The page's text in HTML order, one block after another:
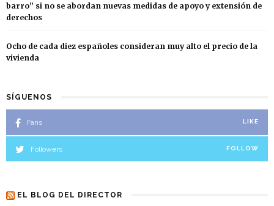
barro” si no se abordan nuevas medidas de apoyo y extensión de
derechos
Ocho de cada diez españoles consideran muy alto el precio de la
vivienda
SÍGUENOS
Fans LIKE
Followers FOLLOW
EL BLOG DEL DIRECTOR